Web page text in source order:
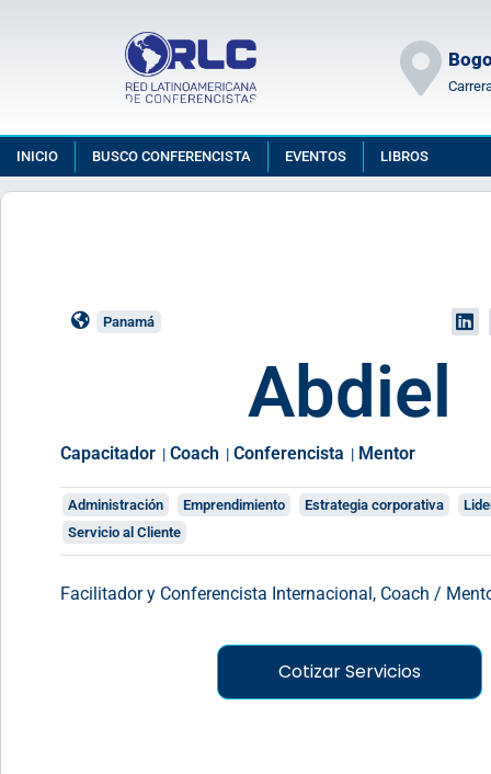
INICIO BUSCO CONFERENCISTA EVENTOS LIBROS
Panamá
Abdiel
Capacitador | Coach | Conferencista | Mentor
Administración Emprendimiento Estrategia corporativa
Servicio al Cliente
Facilitador y Conferencista Internacional, Coach /
Cotizar Servicios